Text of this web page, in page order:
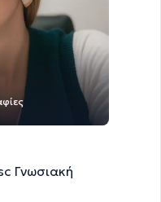
Γνωσιακή